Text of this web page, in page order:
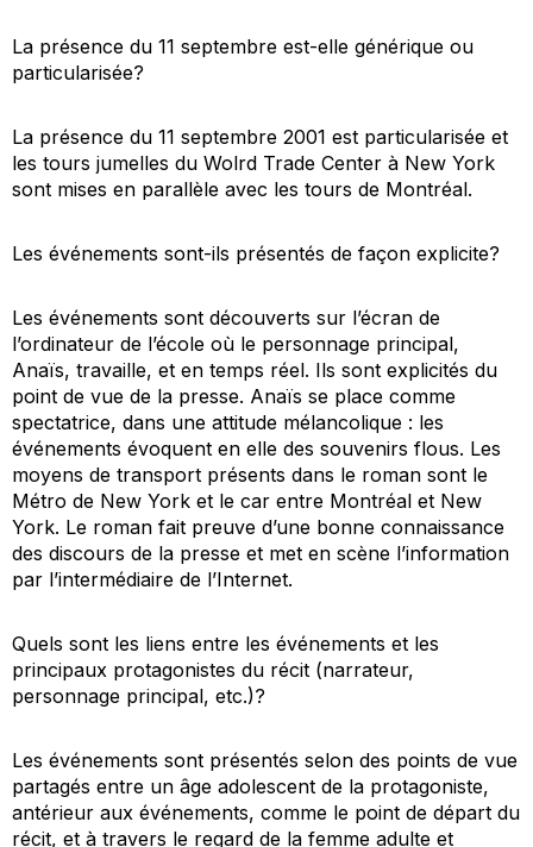
La présence du 11 septembre est-elle générique ou
particularisée?
La présence du 11 septembre 2001 est particularisée et
les tours jumelles du Wolrd Trade Center à New York
sont mises en parallèle avec les tours de Montréal.
Les événements sont-ils présentés de façon explicite?
Les événements sont découverts sur l’écran de
l’ordinateur de l’école où le personnage principal,
Anaïs, travaille, et en temps réel. Ils sont explicités du
point de vue de la presse. Anaïs se place comme
spectatrice, dans une attitude mélancolique : les
événements évoquent en elle des souvenirs flous. Les
moyens de transport présents dans le roman sont le
Métro de New York et le car entre Montréal et New
York. Le roman fait preuve d’une bonne connaissance
des discours de la presse et met en scène l’information
par l’intermédiaire de l’Internet.
Quels sont les liens entre les événements et les
principaux protagonistes du récit (narrateur,
personnage principal, etc.)?
Les événements sont présentés selon des points de vue
partagés entre un âge adolescent de la protagoniste,
antérieur aux événements, comme le point de départ du
récit, et à travers le regard de la femme adulte et